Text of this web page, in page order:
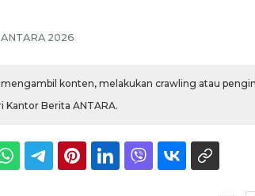
2026
mengambil konten, melakukan crawling atau
Kantor Berita ANTARA.